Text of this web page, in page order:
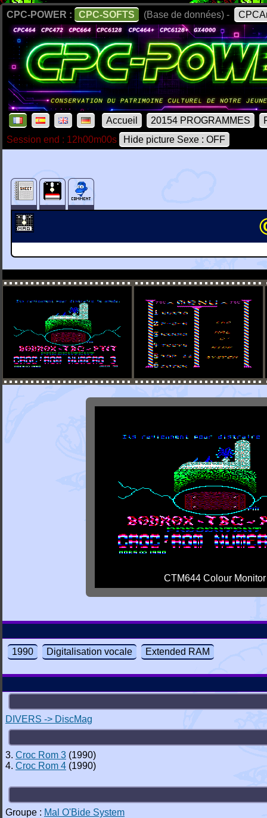
CPC-POWER : CPC-SOFTS (Base de données) -
Accueil 20154 PROGRAMMES
Session end : 12h00m00s
Hide picture Sexe : OFF
CTM644 Colour Monitor
1990 Digitalisation vocale Extended RAM
DIVERS -> DiscMag
3. Croc Rom 3 (1990)
4. Croc Rom 4 (1990)
Groupe : Mal O'Bide System